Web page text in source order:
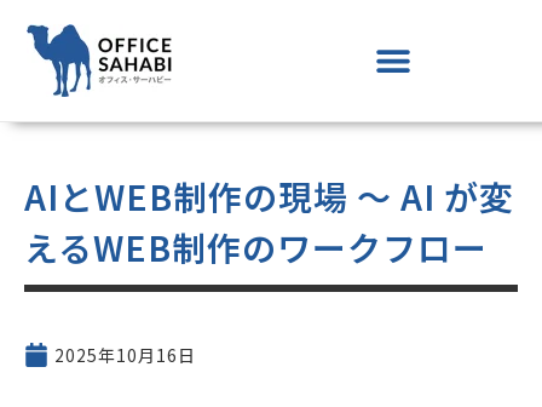
AIとWEB制作の現場 ～ AI が変
えるWEB制作のワークフロー
2025年10月16日